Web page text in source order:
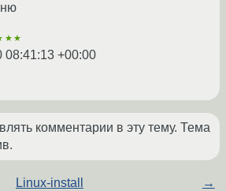
08:41:13 +00:00
комментарии в эту тему. Тема
Linux-install →